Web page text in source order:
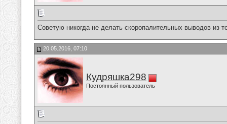
Советую никогда не делать скоропалительных выводов из
20.05.2016, 07:10
Кудряшка298
Постоянный пользователь